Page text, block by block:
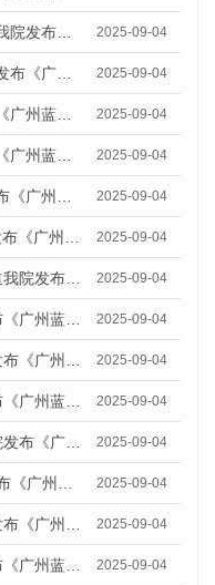
2025-09-04
2025-09-04
2025-09-04
2025-09-04
2025-09-04
2025-09-04
2025-09-04
2025-09-04
2025-09-04
2025-09-04
2025-09-04
2025-09-04
2025-09-04
2025-09-04